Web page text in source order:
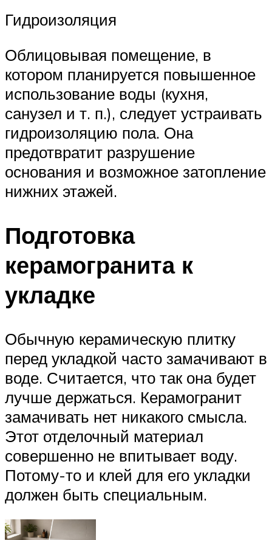
Гидроизоляция
Облицовывая помещение, в
котором планируется повышенное
использование воды (кухня,
санузел и т. п.), следует устраивать
гидроизоляцию пола. Она
предотвратит разрушение
основания и возможное затопление
нижних этажей.
Подготовка
керамогранита к
укладке
Обычную керамическую плитку
перед укладкой часто замачивают в
воде. Считается, что так она будет
лучше держаться. Керамогранит
замачивать нет никакого смысла.
Этот отделочный материал
совершенно не впитывает воду.
Потому-то и клей для его укладки
должен быть специальным.